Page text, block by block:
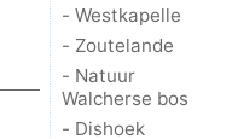
- Westkapelle
- Zoutelande
- Natuur
Walcherse bos
- Dishoek